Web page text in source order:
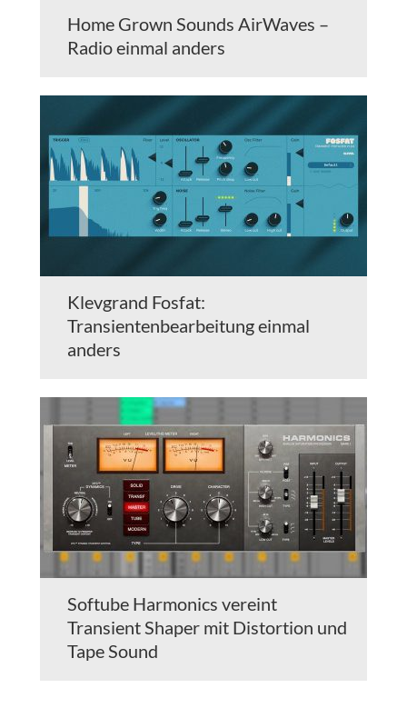
Home Grown Sounds AirWaves –
Radio einmal anders
Klevgrand Fosfat:
Transientenbearbeitung einmal
anders
Softube Harmonics vereint
Transient Shaper mit Distortion und
Tape Sound